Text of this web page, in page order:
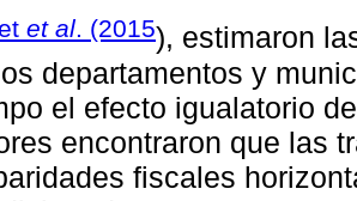
et al. (2015), estimaron
departamentos y
el efecto igualatorio
encontraron que las
fiscales